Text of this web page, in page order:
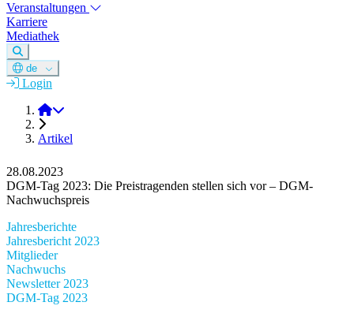
Veranstaltungen
Karriere
Mediathek
de
Login
DGM e.V.
Artikel
28.08.2023
DGM-Tag 2023: Die Preistragenden stellen sich vor – DGM-
Nachwuchspreis
Jahresberichte
Jahresbericht 2023
Mitglieder
Nachwuchs
Newsletter 2023
DGM-Tag 2023